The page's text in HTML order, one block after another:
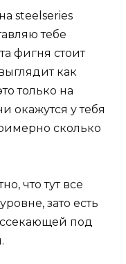
steelseries
тебе
фигня стоит
как
только на
окажутся у тебя
сколько
что тут все
зато есть
под